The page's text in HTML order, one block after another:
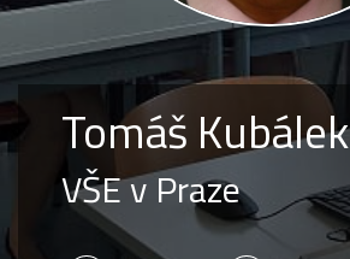
Tomáš Kubálek
VŠE v Praze